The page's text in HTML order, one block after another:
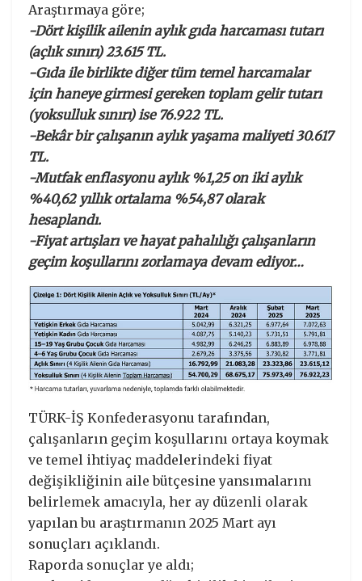
Araştırmaya göre;
-Dört kişilik ailenin aylık gıda harcaması tutarı
(açlık sınırı) 23.615 TL.
-Gıda ile birlikte diğer tüm temel harcamalar
için haneye girmesi gereken toplam gelir tutarı
(yoksulluk sınırı) ise 76.922 TL.
-Bekâr bir çalışanın aylık yaşama maliyeti 30.617
TL.
-Mutfak enflasyonu aylık %1,25 on iki aylık
%40,62 yıllık ortalama %54,87 olarak
hesaplandı.
-Fiyat artışları ve hayat pahalılığı çalışanların
geçim koşullarını zorlamaya devam ediyor…
TÜRK-İŞ Konfederasyonu tarafından,
çalışanların geçim koşullarını ortaya koymak
ve temel ihtiyaç maddelerindeki fiyat
değişikliğinin aile bütçesine yansımalarını
belirlemek amacıyla, her ay düzenli olarak
yapılan bu araştırmanın 2025 Mart ayı
sonuçları açıklandı.
Raporda sonuçlar ye aldı;